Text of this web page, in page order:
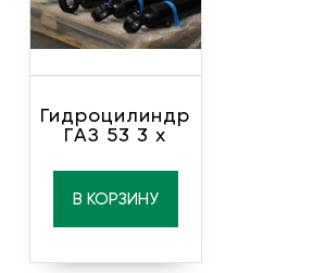
Гидроцилиндр
ГАЗ 53 3 х
В КОРЗИНУ